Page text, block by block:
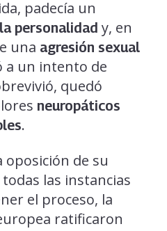
padecía un
personalidad y, en
una agresión sexual
a un intento de
quedó
neuropáticos
.
oposición de su
las instancias
el proceso, la
ratificaron